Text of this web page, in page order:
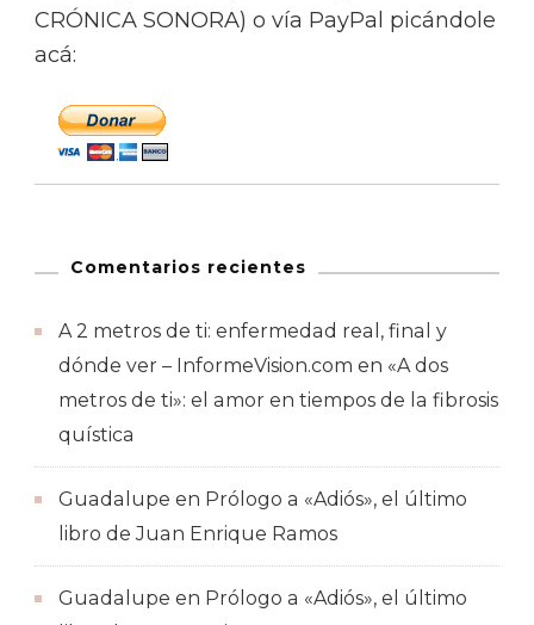
CRÓNICA SONORA) o vía PayPal picándole
acá:
Comentarios recientes
A 2 metros de ti: enfermedad real, final y
dónde ver – InformeVision.com en «A dos
metros de ti»: el amor en tiempos de la fibrosis
quística
Guadalupe en Prólogo a «Adiós», el último
libro de Juan Enrique Ramos
Guadalupe en Prólogo a «Adiós», el último